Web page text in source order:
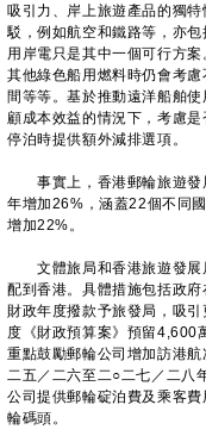
吸引力、岸上旅遊產品的獨
駁，例如航空和鐵路等，亦
用岸電只是其中一個可行方
其他綠色船用燃料時仍會考
間等等。基於推動遠洋船舶
顧成本效益的情況下，考慮
停泊時提供額外減排選項。
事實上，香港郵輪旅遊發
年增加26%，涵蓋22個不同
增加22%。
文體旅局和香港旅遊發展
配到香港。具體措施包括政
財政年度撥款予旅發局，吸
度《財政預算案》預留4,600
重點鼓勵郵輪公司增加訪港
二五／二六至二○二七／二八
公司提供郵輪碇泊費及乘客
輪碼頭。